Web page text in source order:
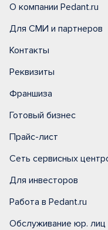
О компании Pedant.ru
Для СМИ и партнеров
Контакты
Реквизиты
Франшиза
Готовый бизнес
Прайс-лист
Сеть сервисных
Для инвесторов
Работа в Pedant.ru
Обслуживание юр. лиц